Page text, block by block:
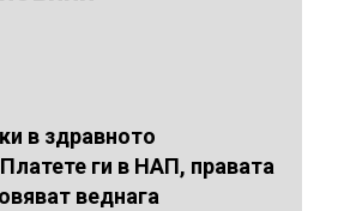
в здравното
ги в НАП, правата
веднага